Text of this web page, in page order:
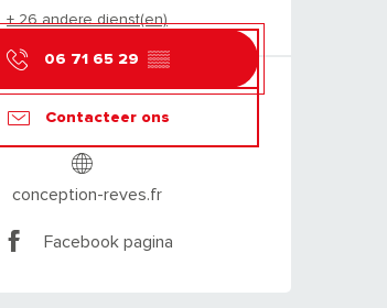
+ 26 andere dienst(en)
06 71 65 29 ▒▒
Contacteer ons
conception-reves.fr
Facebook pagina